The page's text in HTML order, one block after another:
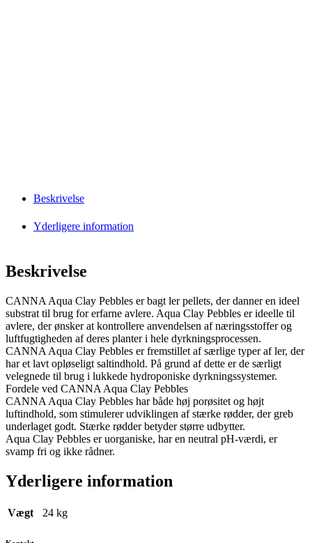
Beskrivelse
Yderligere information
Beskrivelse
CANNA Aqua Clay Pebbles er bagt ler pellets, der danner en ideel
substrat til brug for erfarne avlere. Aqua Clay Pebbles er ideelle til
avlere, der ønsker at kontrollere anvendelsen af næringsstoffer og
luftfugtigheden af deres planter i hele dyrkningsprocessen.
CANNA Aqua Clay Pebbles er fremstillet af særlige typer af ler, der
har et lavt opløseligt saltindhold. På grund af dette er de særligt
velegnede til brug i lukkede hydroponiske dyrkningssystemer.
Fordele ved CANNA Aqua Clay Pebbles
CANNA Aqua Clay Pebbles har både høj porøsitet og højt
luftindhold, som stimulerer udviklingen af stærke rødder, der greb
underlaget godt. Stærke rødder betyder større udbytter.
Aqua Clay Pebbles er uorganiske, har en neutral pH-værdi, er
svamp fri og ikke rådner.
Yderligere information
Vægt 24 kg